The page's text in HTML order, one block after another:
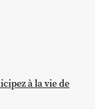
à la vie de